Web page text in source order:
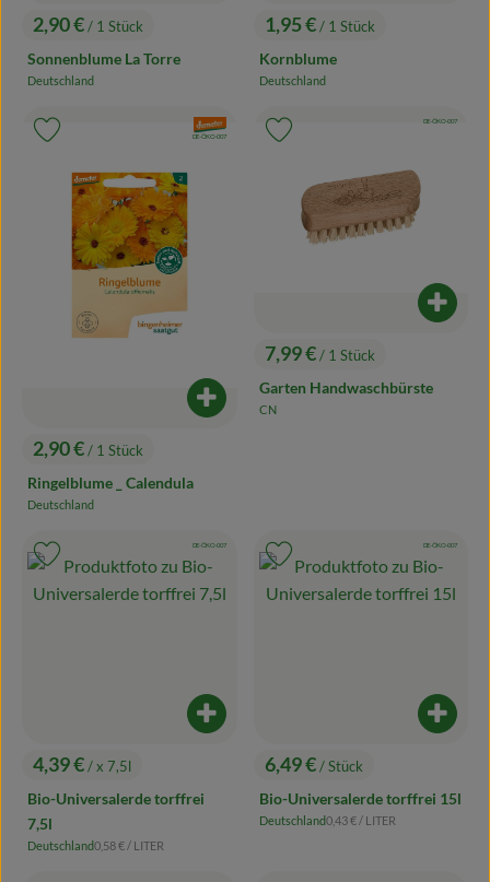
, Preis:
2,90 €/ 1 Stück
Sonnenblume La Torre
, Herkunft:
Deutschland
, Preis:
1,95 €/ 1 Stück
Kornblume
, Herkunft:
Deutschland
, Preis:
2,90 €/ 1 Stück
Ringelblume _ Calendula
, Herkunft:
Deutschland
Produkt zum Warenkorb hinzufügen
, Verband:
, Kontrollstelle:
DE-ÖKO-007
Produkt zu Favouriten hinzufügen
, Preis:
7,99 €/ 1 Stück
Garten Handwaschbürste
, Herkunft:
CN
, Verband:
, Kontrollstelle:
DE-ÖKO-007
, Preis:
4,39 €/ x 7,5l
Bio-Universalerde torffrei
7,5l
, Herkunft:
Deutschland, Referenzpreis:
0,58 € / LITER
Produkt zum Warenkorb hinzufügen
, Verband:
, Kontrollstelle:
DE-ÖKO-007
Produkt zu Favouriten hinzufügen
, Preis:
6,49 €/ Stück
Bio-Universalerde torffrei 15l
, Herkunft:
Deutschland, Referenzpreis:
0,43 € / LITER
, Verband:
, Kontrollstelle:
DE-ÖKO-007
Produkt zu Favouriten hinzufügen